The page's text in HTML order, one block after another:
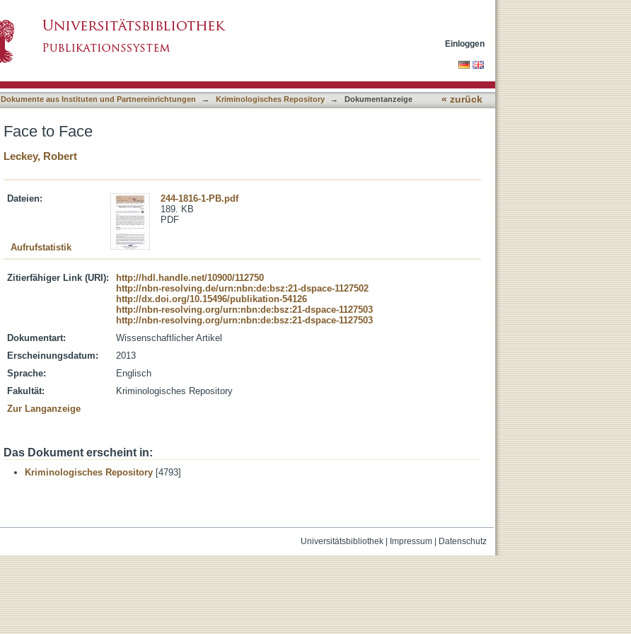
Einloggen
Dokumente aus Instituten und Partnereinrichtungen → Kriminologisches Repository → Dokumentanzeige « zurück
Face to Face
Leckey, Robert
Dateien:
244-1816-1-PB.pdf
189. KB
PDF
Aufrufstatistik
Zitierfähiger Link (URI):
http://hdl.handle.net/10900/112750
http://nbn-resolving.de/urn:nbn:de:bsz:21-dspace-1127502
http://dx.doi.org/10.15496/publikation-54126
http://nbn-resolving.org/urn:nbn:de:bsz:21-dspace-1127503
http://nbn-resolving.org/urn:nbn:de:bsz:21-dspace-1127503
Dokumentart:
Wissenschaftlicher Artikel
Erscheinungsdatum:
2013
Sprache:
Englisch
Fakultät:
Kriminologisches Repository
Zur Langanzeige
Das Dokument erscheint in:
Kriminologisches Repository [4793]
Universitätsbibliothek| Impressum| Datenschutz